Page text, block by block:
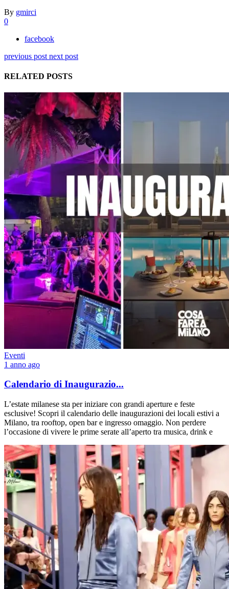
By gmirci
0
facebook
previous post next post
RELATED POSTS
Eventi
1 anno ago
Calendario di Inaugurazio...
L’estate milanese sta per iniziare con grandi aperture e feste
esclusive! Scopri il calendario delle inaugurazioni dei locali estivi a
Milano, tra rooftop, open bar e ingresso omaggio. Non perdere
l’occasione di vivere le prime serate all’aperto tra musica, drink e